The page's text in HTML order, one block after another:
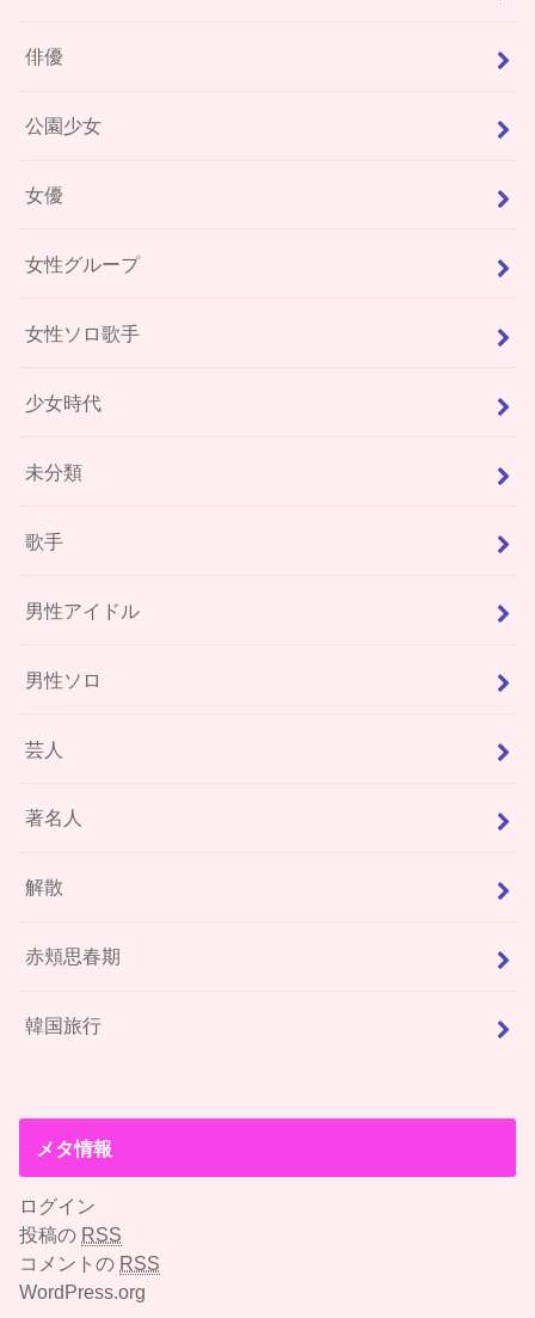
俳優
公園少女
女優
女性グループ
女性ソロ歌手
少女時代
未分類
歌手
男性アイドル
男性ソロ
芸人
著名人
解散
赤頬思春期
韓国旅行
メタ情報
ログイン
投稿の RSS
コメントの RSS
WordPress.org